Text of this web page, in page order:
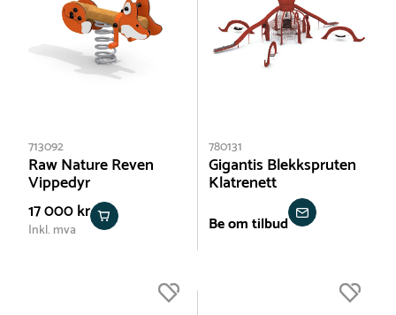
713092
Raw Nature Reven
Vippedyr
17 000 kr
Inkl. mva
780131
Gigantis Blekkspruten
Klatrenett
Be om tilbud